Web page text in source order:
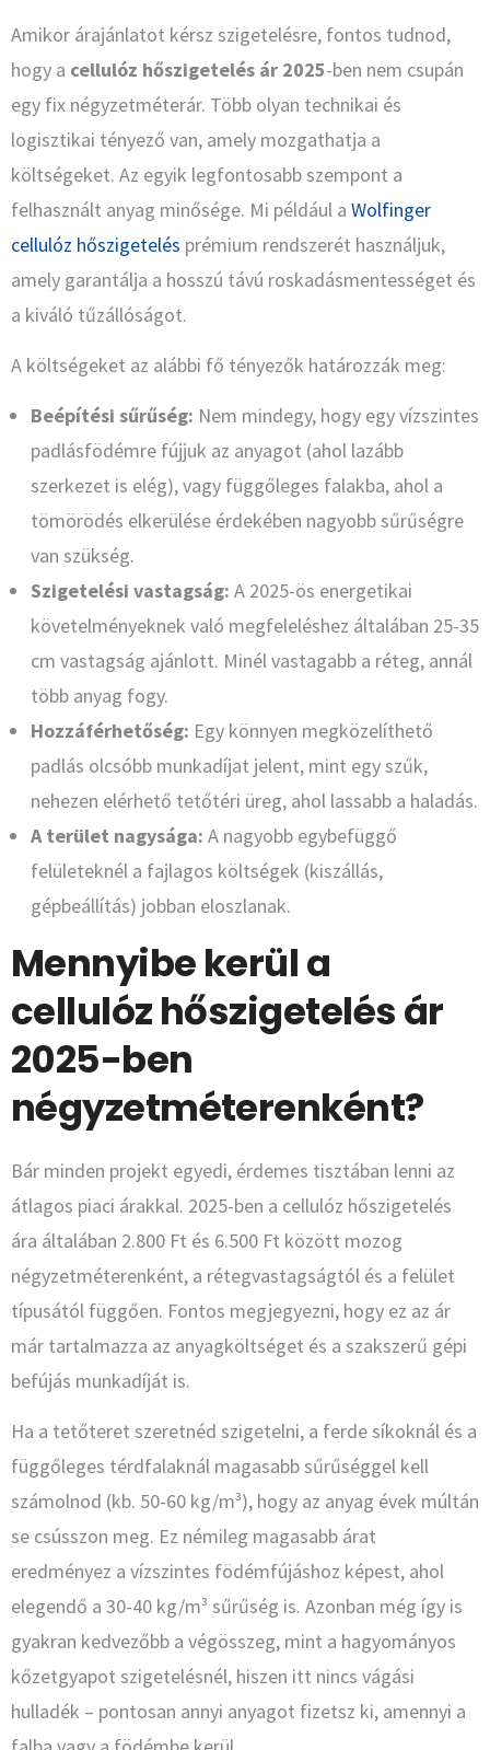
Amikor árajánlatot kérsz szigetelésre, fontos tudnod,
hogy a cellulóz hőszigetelés ár 2025-ben nem csupán
egy fix négyzetméterár. Több olyan technikai és
logisztikai tényező van, amely mozgathatja a
költségeket. Az egyik legfontosabb szempont a
felhasznált anyag minősége. Mi például a Wolfinger
cellulóz hőszigetelés prémium rendszerét használjuk,
amely garantálja a hosszú távú roskadásmentességet és
a kiváló tűzállóságot.
A költségeket az alábbi fő tényezők határozzák meg:
Beépítési sűrűség: Nem mindegy, hogy egy vízszintes
padlásfödémre fújjuk az anyagot (ahol lazább
szerkezet is elég), vagy függőleges falakba, ahol a
tömörödés elkerülése érdekében nagyobb sűrűségre
van szükség.
Szigetelési vastagság: A 2025-ös energetikai
követelményeknek való megfeleléshez általában 25-35
cm vastagság ajánlott. Minél vastagabb a réteg, annál
több anyag fogy.
Hozzáférhetőség: Egy könnyen megközelíthető
padlás olcsóbb munkadíjat jelent, mint egy szűk,
nehezen elérhető tetőtéri üreg, ahol lassabb a haladás.
A terület nagysága: A nagyobb egybefüggő
felületeknél a fajlagos költségek (kiszállás,
gépbeállítás) jobban eloszlanak.
Mennyibe kerül a
cellulóz hőszigetelés ár
2025-ben
négyzetméterenként?
Bár minden projekt egyedi, érdemes tisztában lenni az
átlagos piaci árakkal. 2025-ben a cellulóz hőszigetelés
ára általában 2.800 Ft és 6.500 Ft között mozog
négyzetméterenként, a rétegvastagságtól és a felület
típusától függően. Fontos megjegyezni, hogy ez az ár
már tartalmazza az anyagköltséget és a szakszerű gépi
befújás munkadíját is.
Ha a tetőteret szeretnéd szigetelni, a ferde síkoknál és a
függőleges térdfalaknál magasabb sűrűséggel kell
számolnod (kb. 50-60 kg/m³), hogy az anyag évek múltán
se csússzon meg. Ez némileg magasabb árat
eredményez a vízszintes födémfújáshoz képest, ahol
elegendő a 30-40 kg/m³ sűrűség is. Azonban még így is
gyakran kedvezőbb a végösszeg, mint a hagyományos
kőzetgyapot szigetelésnél, hiszen itt nincs vágási
hulladék – pontosan annyi anyagot fizetsz ki, amennyi a